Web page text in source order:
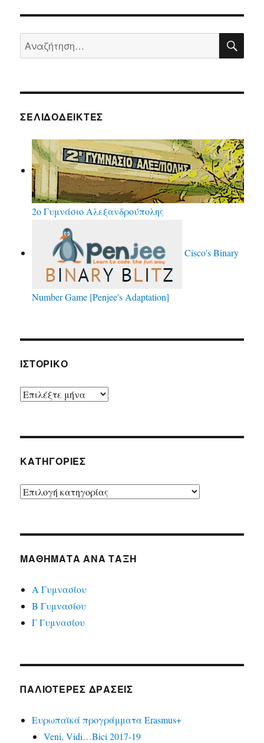
Αναζήτηση
για:
ΣΕΛΙΔΟΔΕΊΚΤΕΣ
2ο Γυμνάσιο Αλεξανδρούπολης
Cisco's Binary
Number Game [Penjee's Adaptation]
ΙΣΤΟΡΙΚΌ
Ιστορικό
KΑΤΗΓΟΡΊΕΣ
Kατηγορίες
ΜΑΘΉΜΑΤΑ ΑΝΆ ΤΆΞΗ
Α Γυμνασίου
Β Γυμνασίου
Γ Γυμνασίου
ΠΑΛΙΌΤΕΡΕΣ ΔΡΆΣΕΙΣ
Ευρωπαϊκά προγράμματα Erasmus+
Veni, Vidi…Bici 2017-19